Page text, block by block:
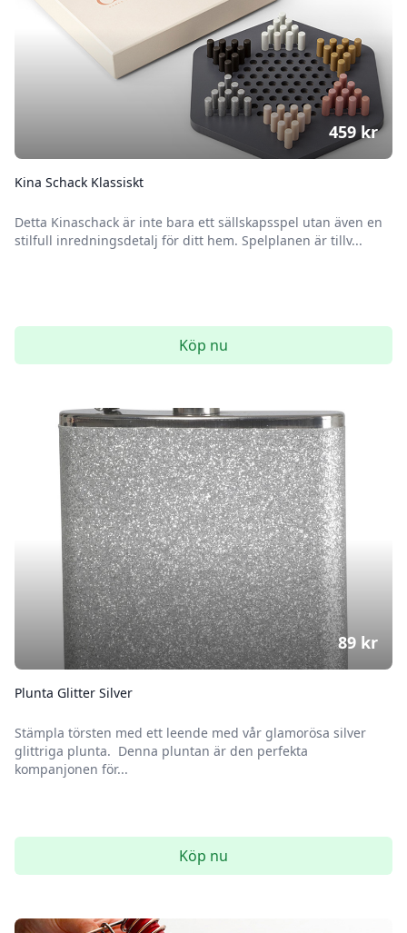
Kina Schack Klassiskt
Detta Kinaschack är inte bara ett sällskapsspel utan även en
stilfull inredningsdetalj för ditt hem. Spelplanen är tillv...
459 kr
Köp nu
Plunta Glitter Silver
Stämpla törsten med ett leende med vår glamorösa silver
glittriga plunta. Denna pluntan är den perfekta
kompanjonen för...
89 kr
Köp nu